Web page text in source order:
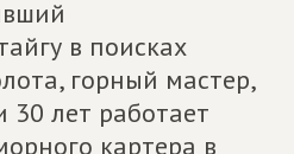
в поисках
горный мастер,
30 лет работает
картера в